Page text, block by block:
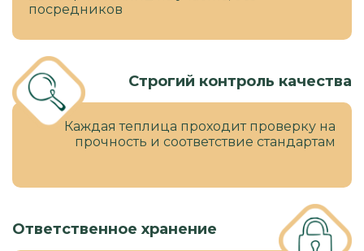
посредников
Строгий контроль качества
Каждая теплица проходит проверку на
прочность и соответствие стандартам
Ответственное хранение